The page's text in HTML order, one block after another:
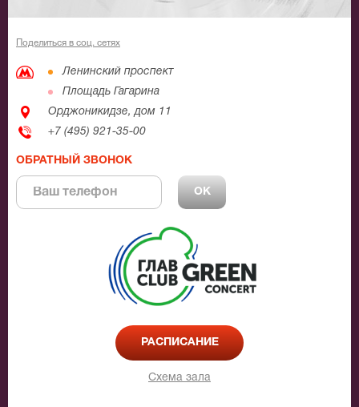
Поделиться в соц. сетях
Ленинский проспект
Площадь Гагарина
Орджоникидзе, дом 11
+7 (495) 921-35-00
ОБРАТНЫЙ ЗВОНОК
РАСПИСАНИЕ
Схема зала